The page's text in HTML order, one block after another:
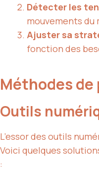
Détecter les
mouvements du
Ajuster sa
fonction des
Méthodes de
Outils
L’essor des outils
Voici quelques
: